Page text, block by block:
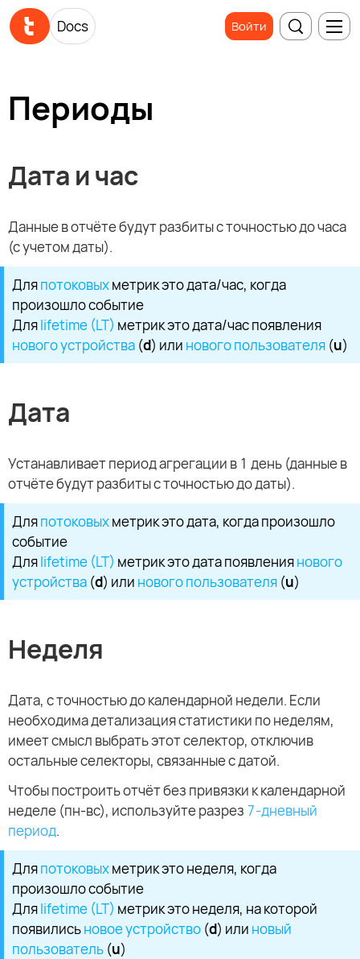
Docs Войти
Периоды
Дата и час
Данные в отчёте будут разбиты с точностью до часа
(с учетом даты).
Дляпотоковыхметрик это дата/час, когда
произошло событие
Дляlifetime (LT) метрик это дата/час появления
нового устройства (d) или нового пользователя (u)
Дата
Устанавливает период агрегации в 1 день (данные в
отчёте будут разбиты с точностью до даты).
Дляпотоковыхметрик это дата, когда произошло
событие
Дляlifetime (LT) метрик это дата появлениянового
устройства (d) или нового пользователя (u)
Неделя
Дата, с точностью до календарной недели. Если
необходима детализация статистики по неделям,
имеет смысл выбрать этот селектор, отключив
остальные селекторы, связанные с датой.
Чтобы построить отчёт без привязки к календарной
неделе (пн-вс), используйте разрез 7-дневный
период.
Дляпотоковыхметрик это неделя, когда
произошло событие
Дляlifetime (LT) метрик это неделя, на которой
появилисьновое устройство (d) или новый
пользователь (u)